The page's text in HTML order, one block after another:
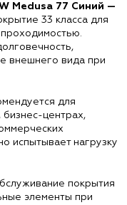
Medusa 77 Синий —
33 класса для
внешнего вида при
для
бизнес-центрах,
испытывает нагрузку
покрытия
элементы при